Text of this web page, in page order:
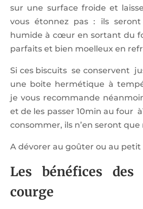
sur une surface froide et
vous étonnez pas : ils
humide à cœur en sortant du
parfaits et bien moelleux en
Si ces biscuits se conservent
une boite hermétique à
je vous recommande
et de les passer 10min au four
consommer, ils n’en seront que
A dévorer au goûter ou au petit
Les bénéfices des
courge